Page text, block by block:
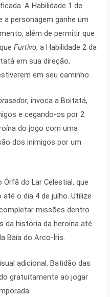
A Habilidade 1 de
a personagem ganhe um
além de permitir que
Furtivo, a Habilidade 2 da
em sua direção,
em seu caminho.
, invoca a Boitatá,
e cegando-os por 2
do jogo com uma
dos inimigos por um
do Lar Celestial, que
o dia 4 de julho. Utilize
missões dentro
da história da heroína até
Baía do Arco-Íris.
adicional, Batidão das
gratuitamente ao jogar